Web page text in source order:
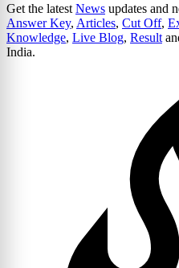
Get the latest News updates and
Answer Key, Articles, Cut Off,
Knowledge, Live Blog, Result
India.